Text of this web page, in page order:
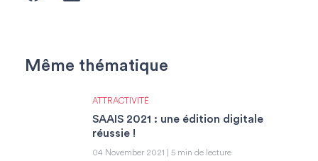
Même thématique
ATTRACTIVITÉ
SAAIS 2021 : une édition digitale
réussie !
04 November 2021 | 5 min de lecture